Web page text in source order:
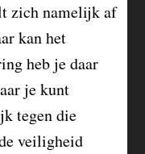
zich namelijk af
kan het
heb je daar
je kunt
tegen die
veiligheid